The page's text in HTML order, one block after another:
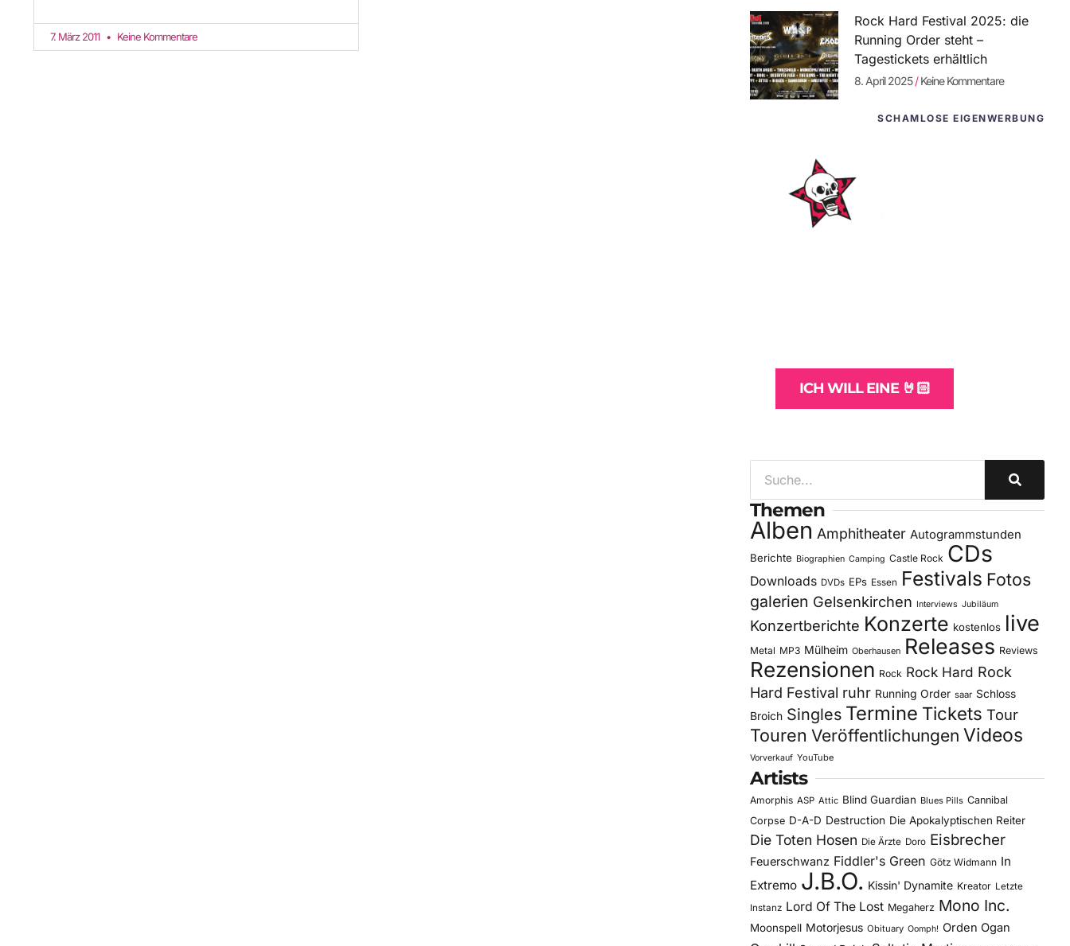
7. März 2011 Keine Kommentare
Rock Hard Festival 2025: die
Running Order steht –
Tagestickets erhältlich
8. April 2025 Keine Kommentare
SCHAMLOSE EIGENWERBUNG
ICH WILL EINE 🤘🏻
Themen
Alben Amphitheater Autogrammstunden
Berichte Biographien Camping Castle Rock CDs
Downloads DVDs EPs Essen Festivals Fotos
galerien Gelsenkirchen Interviews Jubiläum
Konzertberichte Konzerte kostenlos live
Metal MP3 Mülheim Oberhausen Releases Reviews
Rezensionen Rock Rock Hard Rock
Hard Festival ruhr Running Order saar Schloss
Broich Singles Termine Tickets Tour
Touren Veröffentlichungen Videos
Vorverkauf YouTube
Artists
Amorphis ASP Attic Blind Guardian Blues Pills Cannibal
Corpse D-A-D Destruction Die Apokalyptischen Reiter
Die Toten Hosen Die Ärzte Doro Eisbrecher
Feuerschwanz Fiddler's Green Götz Widmann In
Extremo J.B.O. Kissin' Dynamite Kreator Letzte
Instanz Lord Of The Lost Megaherz Mono Inc.
Moonspell Motorjesus Obituary Oomph! Orden Ogan